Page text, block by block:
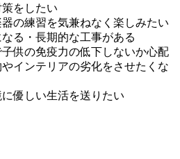
をしたい
の練習を気兼ねなく楽しみたい
る・長期的な工事がある
供の免疫力の低下しないか心配
インテリアの劣化をさせたくな
優しい生活を送りたい